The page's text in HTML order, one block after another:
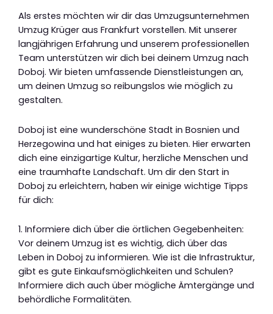
Als erstes möchten wir dir das Umzugsunternehmen
Umzug Krüger aus Frankfurt vorstellen. Mit unserer
langjährigen Erfahrung und unserem professionellen
Team unterstützen wir dich bei deinem Umzug nach
Doboj. Wir bieten umfassende Dienstleistungen an,
um deinen Umzug so reibungslos wie möglich zu
gestalten.
Doboj ist eine wunderschöne Stadt in Bosnien und
Herzegowina und hat einiges zu bieten. Hier erwarten
dich eine einzigartige Kultur, herzliche Menschen und
eine traumhafte Landschaft. Um dir den Start in
Doboj zu erleichtern, haben wir einige wichtige Tipps
für dich:
1. Informiere dich über die örtlichen Gegebenheiten:
Vor deinem Umzug ist es wichtig, dich über das
Leben in Doboj zu informieren. Wie ist die Infrastruktur,
gibt es gute Einkaufsmöglichkeiten und Schulen?
Informiere dich auch über mögliche Ämtergänge und
behördliche Formalitäten.